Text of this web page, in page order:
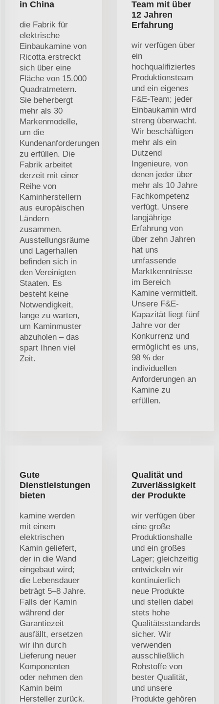
in China
die Fabrik für
elektrische
Einbaukamine von
Ricotta erstreckt
sich über eine
Fläche von 15.000
Quadratmetern.
Sie beherbergt
mehr als 30
Markenmodelle,
um die
Kundenanforderungen
zu erfüllen. Die
Fabrik arbeitet
derzeit mit einer
Reihe von
Kaminherstellern
aus europäischen
Ländern
zusammen.
Ausstellungsräume
und Lagerhallen
befinden sich in
den Vereinigten
Staaten. Es
besteht keine
Notwendigkeit,
lange zu warten,
um Kaminmuster
abzuholen – das
spart Ihnen viel
Zeit.
Team mit über
12 Jahren
Erfahrung
wir verfügen über
ein
hochqualifiziertes
Produktionsteam
und ein eigenes
F&E-Team; jeder
Einbaukamin wird
streng überwacht.
Wir beschäftigen
mehr als ein
Dutzend
Ingenieure, von
denen jeder über
mehr als 10 Jahre
Fachkompetenz
verfügt. Unsere
langjährige
Erfahrung von
über zehn Jahren
hat uns
umfassende
Marktkenntnisse
im Bereich
Kamine vermittelt.
Unsere F&E-
Kapazität liegt fünf
Jahre vor der
Konkurrenz und
ermöglicht es uns,
98 % der
individuellen
Anforderungen an
Kamine zu
erfüllen.
Gute
Dienstleistungen
bieten
kamine werden
mit einem
elektrischen
Kamin geliefert,
der in die Wand
eingebaut wird;
die Lebensdauer
beträgt 5–8 Jahre.
Falls der Kamin
während der
Garantiezeit
ausfällt, ersetzen
wir ihn durch
Lieferung neuer
Komponenten
oder nehmen den
Kamin beim
Hersteller zurück.
Qualität und
Zuverlässigkeit
der Produkte
wir verfügen über
eine große
Produktionshalle
und ein großes
Lager; gleichzeitig
entwickeln wir
kontinuierlich
neue Produkte
und stellen dabei
stets hohe
Qualitätsstandards
sicher. Wir
verwenden
ausschließlich
Rohstoffe von
bester Qualität,
und unsere
Produkte gehören